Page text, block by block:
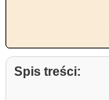
Spis treści: